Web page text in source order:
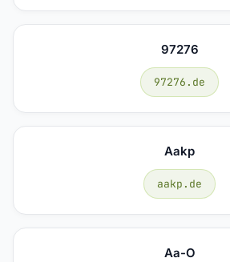
97276
97276.de
Aakp
aakp.de
Aa-O